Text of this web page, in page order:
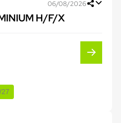
06/08/2026
H/F/X